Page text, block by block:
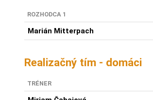
ROZHODCA 1
Marián Mitterpach
Realizačný tím - domáci
TRÉNER